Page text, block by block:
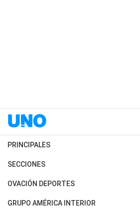
PRINCIPALES
Últimas Noticias
Política
SECCIONES
Horóscopo
Motores
OVACIÓN DEPORTES
Fútbol
GRUPO AMÉRICA INTERIOR